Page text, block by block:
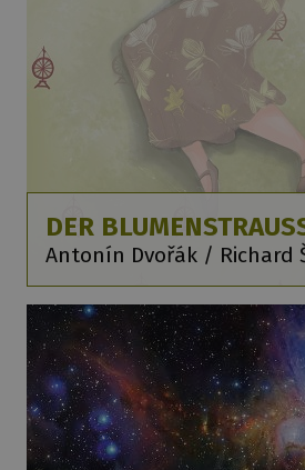
DER
Antonín Dvořák / Richard